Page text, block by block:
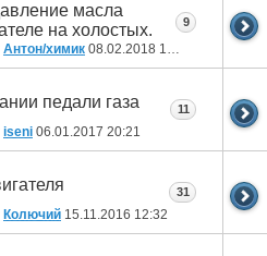
масла
на холостых.
Антон/химик 08.02.2018 10:44
9
педали газа
iseni 06.01.2017 20:21
11
Колючий 15.11.2016 12:32
31